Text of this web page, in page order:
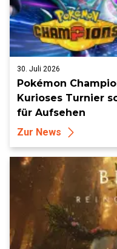
30. Juli 2026
Pokémon
Kurioses Turnier
für Aufsehen
Zur News